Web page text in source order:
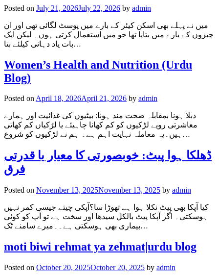
Posted on July 21, 2026July 22, 2026 by admin
میں نے پہلے بھی اسکن کیئر کے بارے میں پوسٹ لگائی تھی اور ان
چیزوں کے بارے میں بتایا تھا جو میں استعمال کرتی ہوں۔ لیکن ایک
بات یاد دہانی کیلئے بتا…
Women’s Health and Nutrition (Urdu
Blog)
Posted onApril 18, 2026April 21, 2026 by admin
دبلا ہونا بمقابلہ صحت مند ہونا: بیٹیوں کی غذائیت اور ہمارے
معاشرتی رویے لڑکیوں کو کم کھانا چاہیئے یا لڑکیاں کم کھاتی
ہیں۔یہ معاملہ نہایت اہم ہے۔ ہم نے لڑکیوں کو شروع…
ڈھلکا ہوا پیٹ: خوبصورتی کا معیار یا قدرتی
فرق
Posted on November 13, 2025November 13, 2025 by admin
کیا آپکا بھی پیٹ نکلا ہوا ہے تھوڑا سا؟آپکی چیتے جیسی کمر نہیں
ہوسکتی۔ اگر آپکا پیٹ بالکل سیدھا اور سخت ہے تو آپ کو کوئی
بیماری بھی ہوسکتی ہے۔۔میرے سامنے ٹک…
moti biwi rehmat ya zehmat|urdu blog
Posted on October 20, 2025October 20, 2025 by admin